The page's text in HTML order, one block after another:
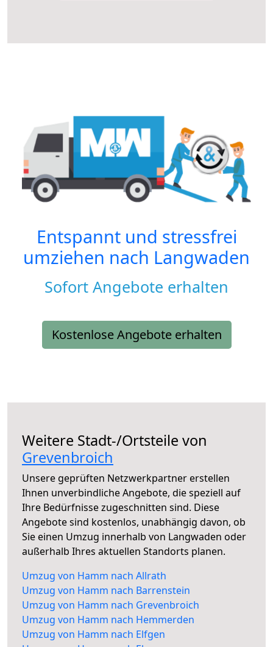
Entspannt und stressfrei
umziehen nach Langwaden
Sofort Angebote erhalten
Kostenlose Angebote erhalten
Weitere Stadt-/Ortsteile von
Grevenbroich
Unsere geprüften Netzwerkpartner erstellen
Ihnen unverbindliche Angebote, die speziell auf
Ihre Bedürfnisse zugeschnitten sind. Diese
Angebote sind kostenlos, unabhängig davon, ob
Sie einen Umzug innerhalb von Langwaden oder
außerhalb Ihres aktuellen Standorts planen.
Umzug von Hamm nach Allrath
Umzug von Hamm nach Barrenstein
Umzug von Hamm nach Grevenbroich
Umzug von Hamm nach Hemmerden
Umzug von Hamm nach Elfgen